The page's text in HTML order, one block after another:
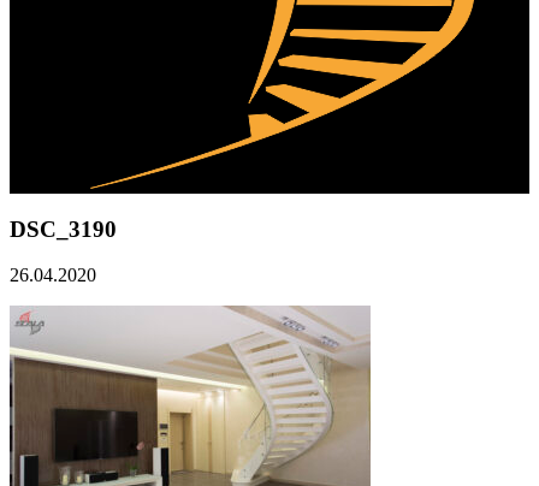
DSC_3190
26.04.2020